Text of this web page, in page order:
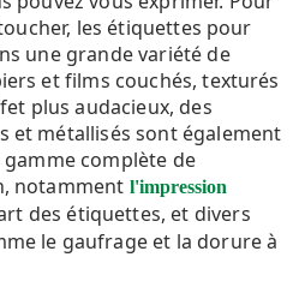
les étiquettes pour
une grande variété de
et films couchés, texturés
plus audacieux, des
et métallisés sont également
complète de
notamment l'impression
des étiquettes, et divers
le gaufrage et la dorure à